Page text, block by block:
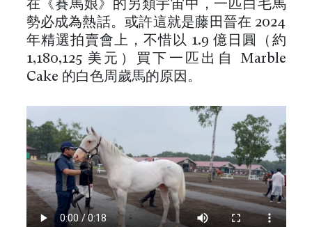
在《賽馬娘》的另類宇宙中，一匹白毛馬
勢必成為熱話。或許這就是藤田晉在 2024
年精選拍賣會上，不惜以 1.9 億日圓（約
1,180,125 美元）買下一匹出自 Marble
Cake 的白色周歲馬的原因。